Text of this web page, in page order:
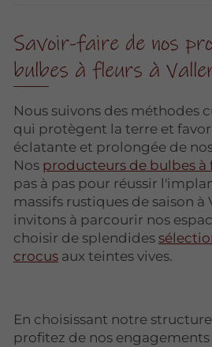
Savoir-faire de nos
bulbes à fleurs à
Nous suivons des méthodes
qui protègent la terre et
éclatante et prolongée de
Nos producteurs de bulbes à
pas à pas pour réussir
massifs rustiques de saison à
invitons à parcourir nos
choisir de splendides
crocus aux teintes vives.
En choisissant notre
profitez de nos